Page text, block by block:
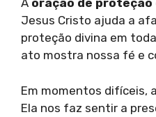
A oração de proteção
Jesus Cristo ajuda a
proteção divina em
ato mostra nossa fé e
Em momentos difíceis,
Ela nos faz sentir a